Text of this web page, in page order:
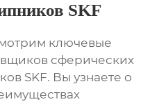
SKF
ключевые
сферических
SKF. Вы узнаете о